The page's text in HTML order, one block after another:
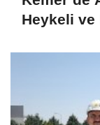
Heykeli